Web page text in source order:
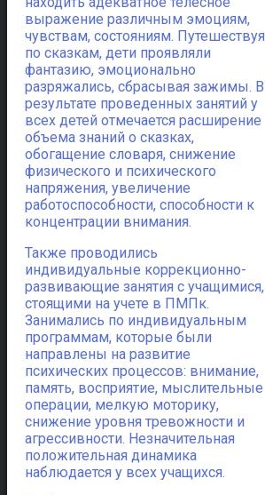
выражение различным эмоциям,
чувствам, состояниям. Путешествуя
по сказкам, дети проявляли
фантазию, эмоционально
разряжались, сбрасывая зажимы. В
результате проведенных занятий у
всех детей отмечается расширение
объема знаний о сказках,
обогащение словаря, снижение
физического и психического
напряжения, увеличение
работоспособности, способности к
концентрации внимания.
Также проводились
индивидуальные коррекционно-
развивающие занятия с учащимися,
стоящими на учете в ПМПк.
Занимались по индивидуальным
программам, которые были
направлены на развитие
психических процессов: внимание,
память, восприятие, мыслительные
операции, мелкую моторику,
снижение уровня тревожности и
агрессивности. Незначительная
положительная динамика
наблюдается у всех учащихся.